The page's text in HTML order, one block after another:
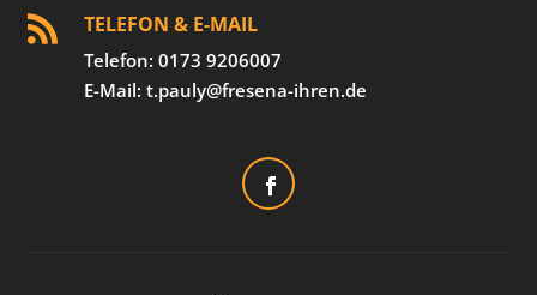
 TELEFON & E-MAIL
Telefon: 0173 9206007
E-Mail: t.pauly@fresena-ihren.de